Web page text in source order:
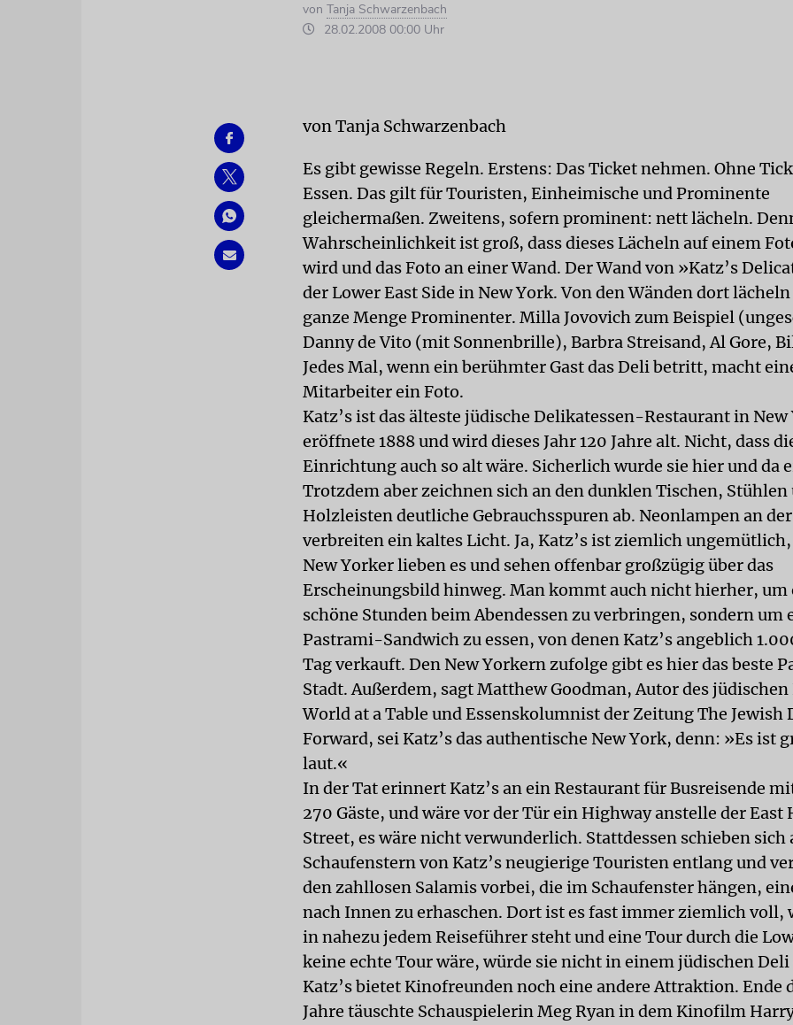
von Tanja Schwarzenbach
28.02.2008 00:00 Uhr
von Tanja Schwarzenbach
Es gibt gewisse Regeln. Erstens: Das Ticket nehmen. Ohne
Essen. Das gilt für Touristen, Einheimische und Prominente
gleichermaßen. Zweitens, sofern prominent: nett lächeln.
Wahrscheinlichkeit ist groß, dass dieses Lächeln auf einem
wird und das Foto an einer Wand. Der Wand von »Katz’s
der Lower East Side in New York. Von den Wänden dort
ganze Menge Prominenter. Milla Jovovich zum Beispiel
Danny de Vito (mit Sonnenbrille), Barbra Streisand, Al Gore,
Jedes Mal, wenn ein berühmter Gast das Deli betritt, macht
Mitarbeiter ein Foto.
Katz’s ist das älteste jüdische Delikatessen-Restaurant in New
eröffnete 1888 und wird dieses Jahr 120 Jahre alt. Nicht, dass
Einrichtung auch so alt wäre. Sicherlich wurde sie hier und da
Trotzdem aber zeichnen sich an den dunklen Tischen, Stühlen
Holzleisten deutliche Gebrauchsspuren ab. Neonlampen an
verbreiten ein kaltes Licht. Ja, Katz’s ist ziemlich ungemütlich,
New Yorker lieben es und sehen offenbar großzügig über das
Erscheinungsbild hinweg. Man kommt auch nicht hierher, um
schöne Stunden beim Abendessen zu verbringen, sondern um
Pastrami-Sandwich zu essen, von denen Katz’s angeblich
Tag verkauft. Den New Yorkern zufolge gibt es hier das beste
Stadt. Außerdem, sagt Matthew Goodman, Autor des
World at a Table und Essenskolumnist der Zeitung The Jewish
Forward, sei Katz’s das authentische New York, denn: »Es ist
laut.«
In der Tat erinnert Katz’s an ein Restaurant für Busreisende
270 Gäste, und wäre vor der Tür ein Highway anstelle der East
Street, es wäre nicht verwunderlich. Stattdessen schieben sich
Schaufenstern von Katz’s neugierige Touristen entlang und
den zahllosen Salamis vorbei, die im Schaufenster hängen,
nach Innen zu erhaschen. Dort ist es fast immer ziemlich voll,
in nahezu jedem Reiseführer steht und eine Tour durch die
keine echte Tour wäre, würde sie nicht in einem jüdischen Deli
Katz’s bietet Kinofreunden noch eine andere Attraktion. Ende
Jahre täuschte Schauspielerin Meg Ryan in dem Kinofilm